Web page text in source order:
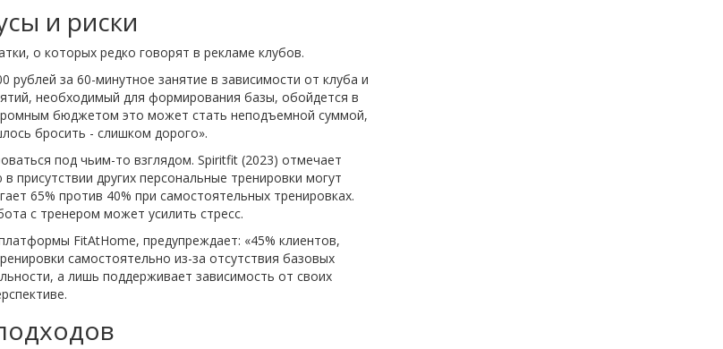
и риски
о которых редко говорят в рекламе клубов.
рублей за 60-минутное занятие в зависимости от клуба и
необходимый для формирования базы, обойдется в
бюджетом это может стать неподъемной суммой,
бросить - слишком дорого».
под чьим-то взглядом. Spiritfit (2023) отмечает
других персональные тренировки могут
65% против 40% при самостоятельных тренировках.
с тренером может усилить стресс.
FitAtHome, предупреждает: «45% клиентов,
самостоятельно из-за отсутствия базовых
а лишь поддерживает зависимость от своих